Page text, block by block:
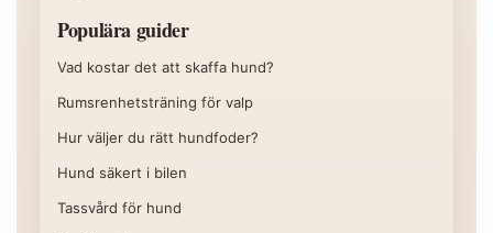
Populära guider
Vad kostar det att skaffa hund?
Rumsrenhetsträning för valp
Hur väljer du rätt hundfoder?
Hund säkert i bilen
Tassvård för hund